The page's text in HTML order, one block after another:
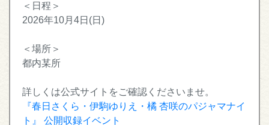
＜日程＞
2026年10月4日(日)
＜場所＞
都内某所
詳しくは公式サイトをご確認くださいませ。
『春日さくら・伊駒ゆりえ・橘 杏咲のパジャマナイ
ト』 公開収録イベント